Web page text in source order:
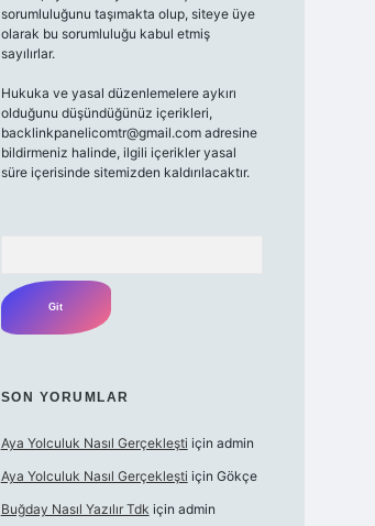
sorumluluğunu taşımakta olup, siteye üye
olarak bu sorumluluğu kabul etmiş
sayılırlar.
Hukuka ve yasal düzenlemelere aykırı
olduğunu düşündüğünüz içerikleri,
backlinkpanelicomtr@gmail.com adresine
bildirmeniz halinde, ilgili içerikler yasal
süre içerisinde sitemizden kaldırılacaktır.
SON YORUMLAR
Aya Yolculuk Nasıl Gerçekleşti için admin
Aya Yolculuk Nasıl Gerçekleşti için Gökçe
Buğday Nasıl Yazılır Tdk için admin